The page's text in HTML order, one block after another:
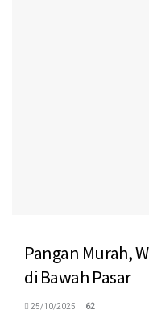
Pangan Murah,
di Bawah Pasar
25/10/2025 62